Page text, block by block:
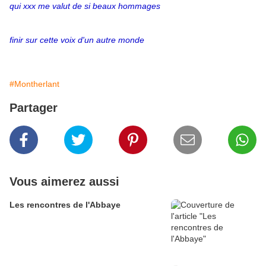
qui xxx me valut de si beaux hommages
finir sur cette voix d'un autre monde
#Montherlant
Partager
Vous aimerez aussi
Les rencontres de l'Abbaye